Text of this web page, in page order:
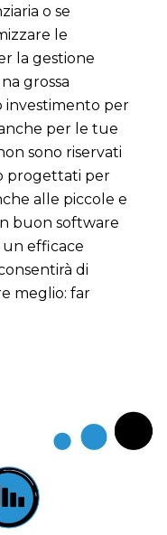
o se
le
la gestione
grossa
per
per le tue
sono riservati
progettati per
alle piccole e
buon software
un efficace
di
meglio: far